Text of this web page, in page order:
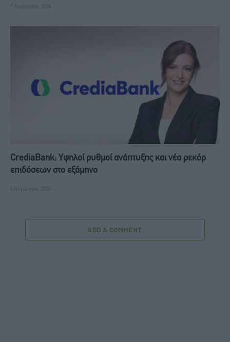
7 Αυγούστου, 2026
CrediaBank: Υψηλοί ρυθμοί ανάπτυξης και νέα ρεκόρ
επιδόσεων στο εξάμηνο
6 Αυγούστου, 2026
ADD A COMMENT